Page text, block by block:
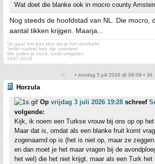
Wat doet die blanke ook in mocro county
Nog steeds de hoofdstad van NL. Die mocro,
aantal tikken krijgen. Maarja...
'Je gaat het pas zien als je het doorhebt'
'Ieder nadeel heb zijn voordeel'
We zullen je nooit, nooit vergeten
1947-2016
• zondag 5 juli 2026 @ 09:09 • 36
Horzula
Op vrijdag 3 juli 2026 19:28 schreef
volgende:
Kijk, ik noem een Turkse vrouw bij ons op op
Maar dat is, omdat als een blanke fruit komt
zogenaamd op is (het is niet op, maar ze
en dan moet je het maar vragen bij de
het wel) die het niet krijgt, maar als een Turk